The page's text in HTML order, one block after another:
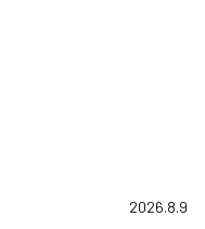
2026.8.9